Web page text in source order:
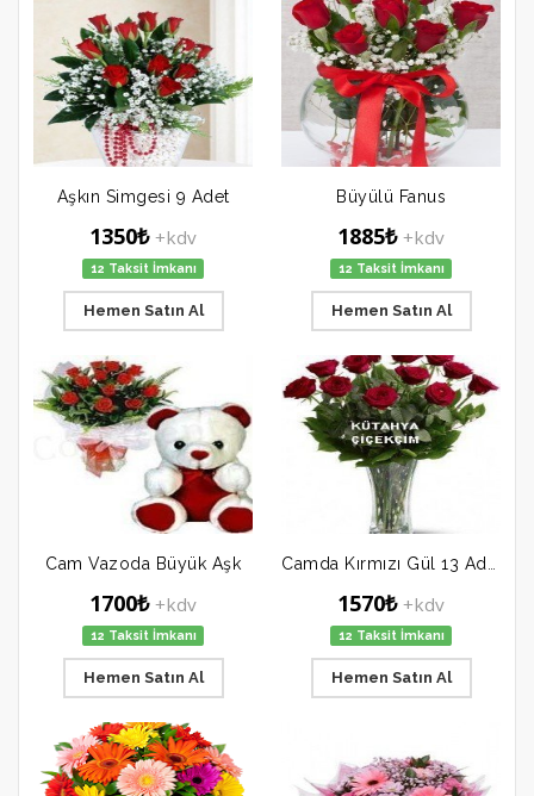
Aşkın Simgesi 9 Adet
1350₺ +kdv
12 Taksit İmkanı
Hemen Satın Al
Büyülü Fanus
1885₺ +kdv
12 Taksit İmkanı
Hemen Satın Al
Cam Vazoda Büyük Aşk
1700₺ +kdv
12 Taksit İmkanı
Hemen Satın Al
1570₺ +kdv
12 Taksit İmkanı
Hemen Satın Al